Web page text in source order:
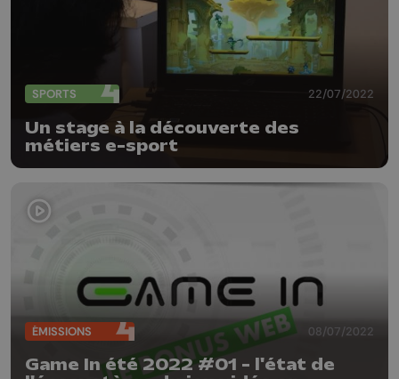
SPORTS 22/07/2022
Un stage à la découverte des
métiers e-sport
ÉMISSIONS 08/07/2022
Game In été 2022 #01 - l'état de